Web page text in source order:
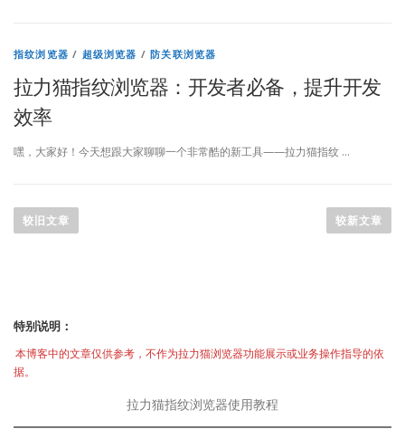
指纹浏览器 / 超级浏览器 /防关联浏览器
拉力猫指纹浏览器：开发者必备，提升开发
效率
嘿，大家好！今天想跟大家聊聊一个非常酷的新工具——拉力猫指纹 …
章
较旧文章 较新文章
特别说明：
本博客中的文章仅供参考，不作为拉力猫浏览器功能展示或业务操作指导的依
据。
拉力猫指纹浏览器使用教程